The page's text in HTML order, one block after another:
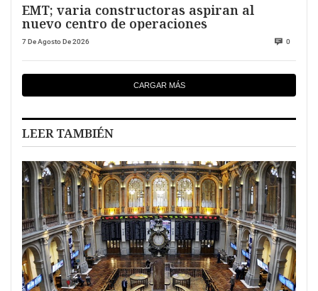
EMT; varia constructoras aspiran al
nuevo centro de operaciones
7 De Agosto De 2026 0
CARGAR MÁS
LEER TAMBIÉN